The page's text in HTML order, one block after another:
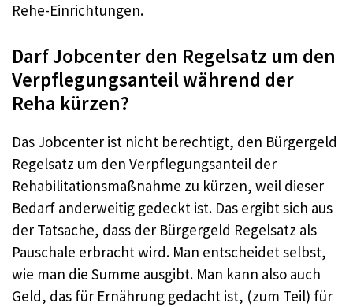
Rehe-Einrichtungen.
Darf Jobcenter den Regelsatz um den
Verpflegungsanteil während der
Reha kürzen?
Das Jobcenter ist nicht berechtigt, den Bürgergeld
Regelsatz um den Verpflegungsanteil der
Rehabilitationsmaßnahme zu kürzen, weil dieser
Bedarf anderweitig gedeckt ist. Das ergibt sich aus
der Tatsache, dass der Bürgergeld Regelsatz als
Pauschale erbracht wird. Man entscheidet selbst,
wie man die Summe ausgibt. Man kann also auch
Geld, das für Ernährung gedacht ist, (zum Teil) für